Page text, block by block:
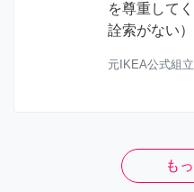
を尊重して
詮索がない
元IKEA公式組立
も